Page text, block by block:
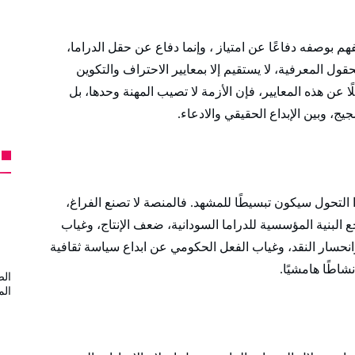
بوصفه دفاعًا عن امتياز ، وإنما دفاع عن حقل الدراما،
المعرفية، لا يستقيم إلا بمعايير الاحتراف والتكوين
عن هذه المعايير، فإن الأزمة لا تصيب المهنة وحدها، بل
وبين الإبداع الحقيقي والادعاء.
سيكون تبسيطًا للمشهد. فالمنصة لا تصنع الفراغ،
المؤسسية للدراما السودانية، ضعف الإنتاج، وغياب
النقد، وغياب الفعل الحكومي عن ابداع سياسة ثقافية
نشاطًا هامشيًا.